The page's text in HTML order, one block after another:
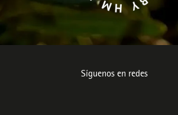
Síguenos en redes